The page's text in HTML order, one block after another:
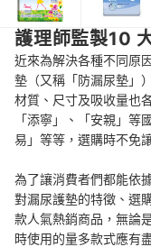
護理師監製10
近來為解決各種不同原
墊（又稱「防漏尿墊」
材質、尺寸及吸收量也
「添寧」、「安親」
易」等等，選購時不免
為了讓消費者們都能依
對漏尿護墊的特徵、選
款人氣熱銷商品，無論
時使用的量多款式應有